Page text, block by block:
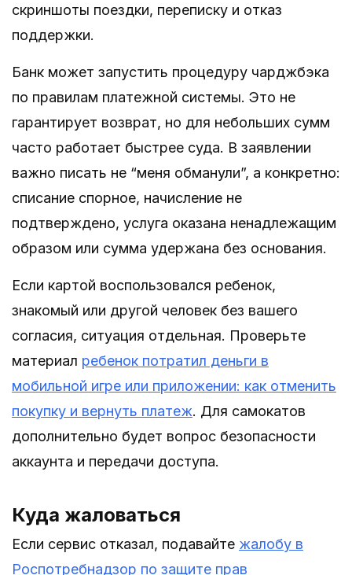
скриншоты поездки, переписку и отказ
поддержки.
Банк может запустить процедуру чарджбэка
по правилам платежной системы. Это не
гарантирует возврат, но для небольших сумм
часто работает быстрее суда. В заявлении
важно писать не “меня обманули”, а конкретно:
списание спорное, начисление не
подтверждено, услуга оказана ненадлежащим
образом или сумма удержана без основания.
Если картой воспользовался ребенок,
знакомый или другой человек без вашего
согласия, ситуация отдельная. Проверьте
материал ребенок потратил деньги в
мобильной игре или приложении: как отменить
покупку и вернуть платеж. Для самокатов
дополнительно будет вопрос безопасности
аккаунта и передачи доступа.
Куда жаловаться
Если сервис отказал, подавайте жалобу в
Роспотребнадзор по защите прав